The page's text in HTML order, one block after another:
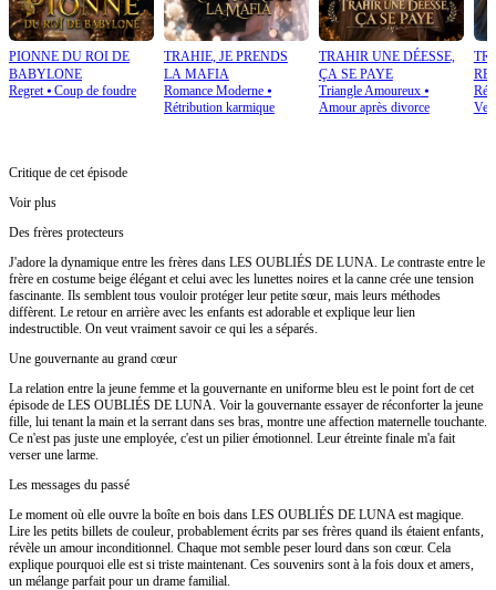
PIONNE DU ROI DE
BABYLONE
Regret⦁ Coup de foudre
TRAHIE, JE PRENDS
LA MAFIA
Romance Moderne⦁
Rétribution karmique
TRAHIR UNE DÉESSE,
ÇA SE PAYE
Triangle Amoureux⦁
Amour après divorce
Critique de cet épisode
Voir plus
Des frères protecteurs
J'adore la dynamique entre les frères dans LES OUBLIÉS DE LUNA. Le contraste entre le
frère en costume beige élégant et celui avec les lunettes noires et la canne crée une tension
fascinante. Ils semblent tous vouloir protéger leur petite sœur, mais leurs méthodes
diffèrent. Le retour en arrière avec les enfants est adorable et explique leur lien
indestructible. On veut vraiment savoir ce qui les a séparés.
Une gouvernante au grand cœur
La relation entre la jeune femme et la gouvernante en uniforme bleu est le point fort de cet
épisode de LES OUBLIÉS DE LUNA. Voir la gouvernante essayer de réconforter la jeune
fille, lui tenant la main et la serrant dans ses bras, montre une affection maternelle touchante.
Ce n'est pas juste une employée, c'est un pilier émotionnel. Leur étreinte finale m'a fait
verser une larme.
Les messages du passé
Le moment où elle ouvre la boîte en bois dans LES OUBLIÉS DE LUNA est magique.
Lire les petits billets de couleur, probablement écrits par ses frères quand ils étaient enfants,
révèle un amour inconditionnel. Chaque mot semble peser lourd dans son cœur. Cela
explique pourquoi elle est si triste maintenant. Ces souvenirs sont à la fois doux et amers,
un mélange parfait pour un drame familial.